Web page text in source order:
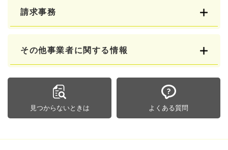
請求事務
その他事業者に関する情報
見つからないときは よくある質問